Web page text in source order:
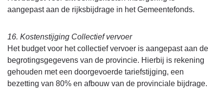
aangepast aan de rijksbijdrage in het Gemeentefonds.
16. Kostenstijging Collectief vervoer
Het budget voor het collectief vervoer is aangepast aan de
begrotingsgegevens van de provincie. Hierbij is rekening
gehouden met een doorgevoerde tariefstijging, een
bezetting van 80% en afbouw van de provinciale bijdrage.